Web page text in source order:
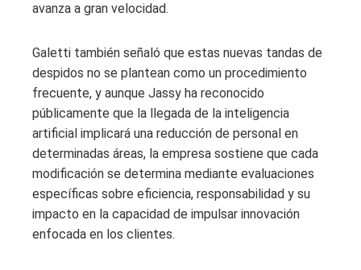
avanza a gran velocidad.
Galetti también señaló que estas nuevas tandas de
despidos no se plantean como un procedimiento
frecuente, y aunque Jassy ha reconocido
públicamente que la llegada de la inteligencia
artificial implicará una reducción de personal en
determinadas áreas, la empresa sostiene que cada
modificación se determina mediante evaluaciones
específicas sobre eficiencia, responsabilidad y su
impacto en la capacidad de impulsar innovación
enfocada en los clientes.